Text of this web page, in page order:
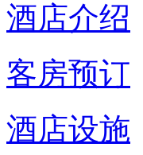
酒店介绍
客房预订
酒店设施